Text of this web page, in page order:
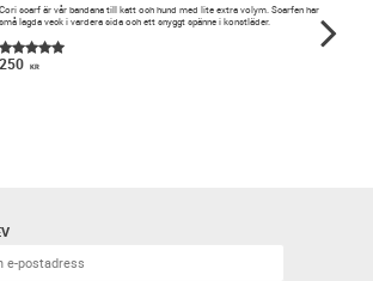
​Cori scarf är vår bandana till katt och hund med lite extra volym. Scarfen har
små lagda veck i vardera sida och ett snyggt spänne i konstläder.
250 KR